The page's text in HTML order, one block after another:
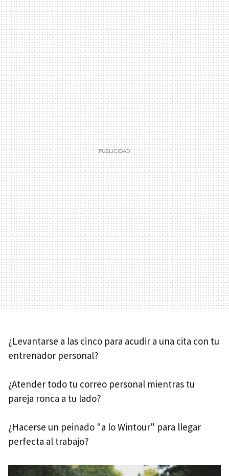
¿Levantarse a las cinco para acudir a una cita con tu
entrenador personal?
¿Atender todo tu correo personal mientras tu
pareja ronca a tu lado?
¿Hacerse un peinado "a lo Wintour" para llegar
perfecta al trabajo?